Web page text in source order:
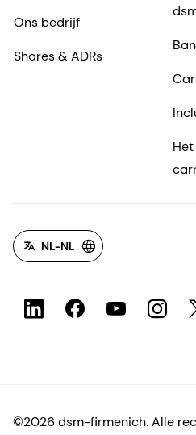
Ons bedrijf
Shares & ADRs
NL-NL
©2026 dsm-firmenich. Alle